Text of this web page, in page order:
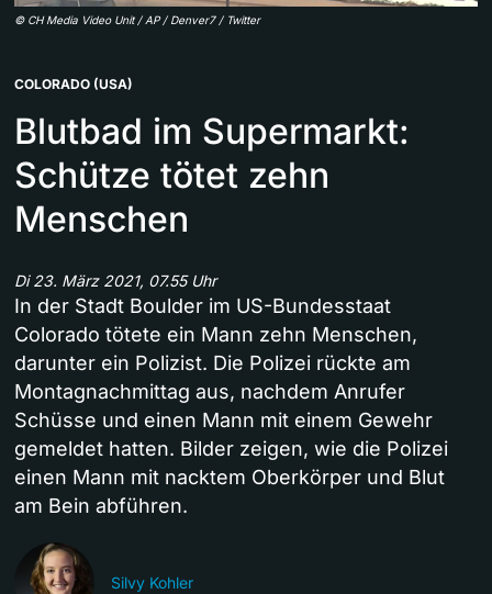
© CH Media Video Unit / AP / Denver7 / Twitter
COLORADO (USA)
Blutbad im Supermarkt:
Schütze tötet zehn
Menschen
Di 23. März 2021, 07.55 Uhr
In der Stadt Boulder im US-Bundesstaat
Colorado tötete ein Mann zehn Menschen,
darunter ein Polizist. Die Polizei rückte am
Montagnachmittag aus, nachdem Anrufer
Schüsse und einen Mann mit einem Gewehr
gemeldet hatten. Bilder zeigen, wie die Polizei
einen Mann mit nacktem Oberkörper und Blut
am Bein abführen.
Silvy Kohler